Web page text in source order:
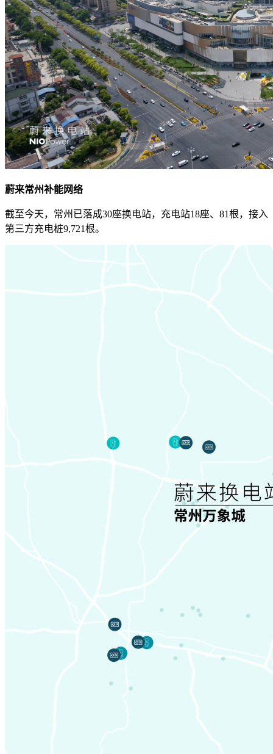
蔚来常州补能网络
截至今天，常州已落成30座换电站，充电站18座、81根，接入
第三方充电桩9,721根。